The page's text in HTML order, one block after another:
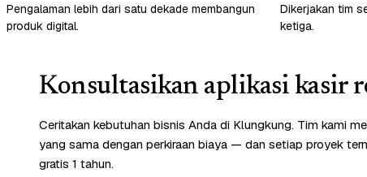
Pengalaman lebih dari satu dekade membangun
produk digital.
Dikerjakan tim
ketiga.
Konsultasikan aplikasi kasir
Ceritakan kebutuhan bisnis Anda di Klungkung. Tim kami
yang sama dengan perkiraan biaya — dan setiap proyek
gratis 1 tahun.